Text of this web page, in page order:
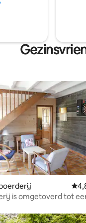
is omgetoverd tot